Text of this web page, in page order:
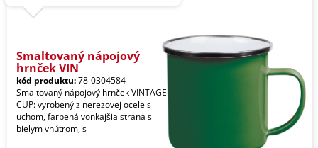
Smaltovaný nápojový
hrnček VIN
kód produktu:78-0304584
Smaltovaný nápojový hrnček VINTAGE
CUP: vyrobený z nerezovej ocele s
uchom, farbená vonkajšia strana s
bielym vnútrom, s